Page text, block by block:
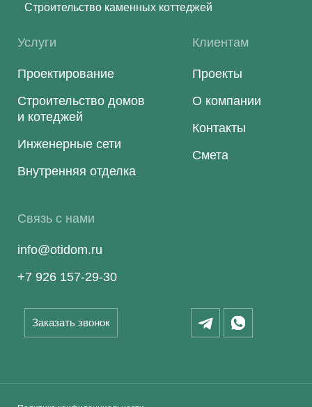
Строительство каменных коттеджей
Услуги
Проектирование
Строительство домов
и котеджей
Инженерные сети
Внутренняя отделка
Клиентам
Проекты
О компании
Контакты
Смета
Связь с нами
info@otidom.ru
+7 926 157-29-30
Заказать звонок